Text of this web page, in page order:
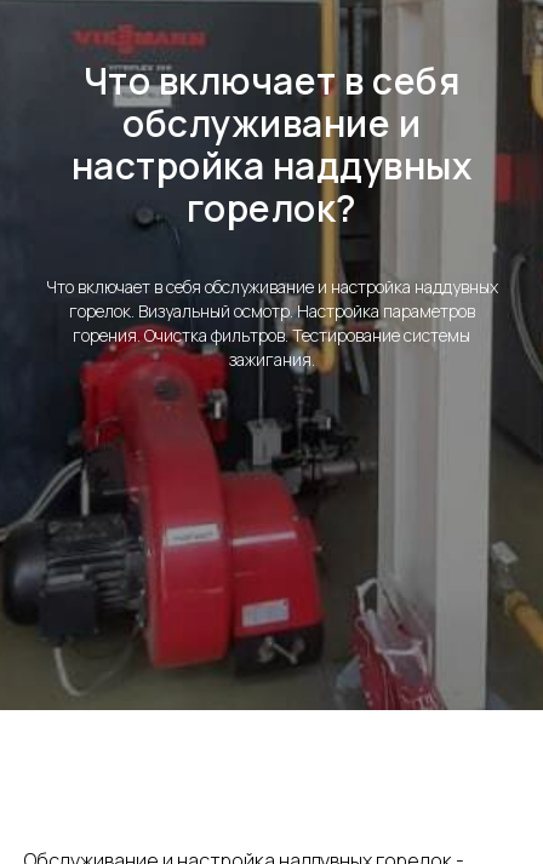
Что включает в себя
обслуживание и
настройка наддувных
горелок?
Что включает в себя обслуживание и настройка наддувных
горелок. Визуальный осмотр. Настройка параметров
горения. Очистка фильтров. Тестирование системы
зажигания.